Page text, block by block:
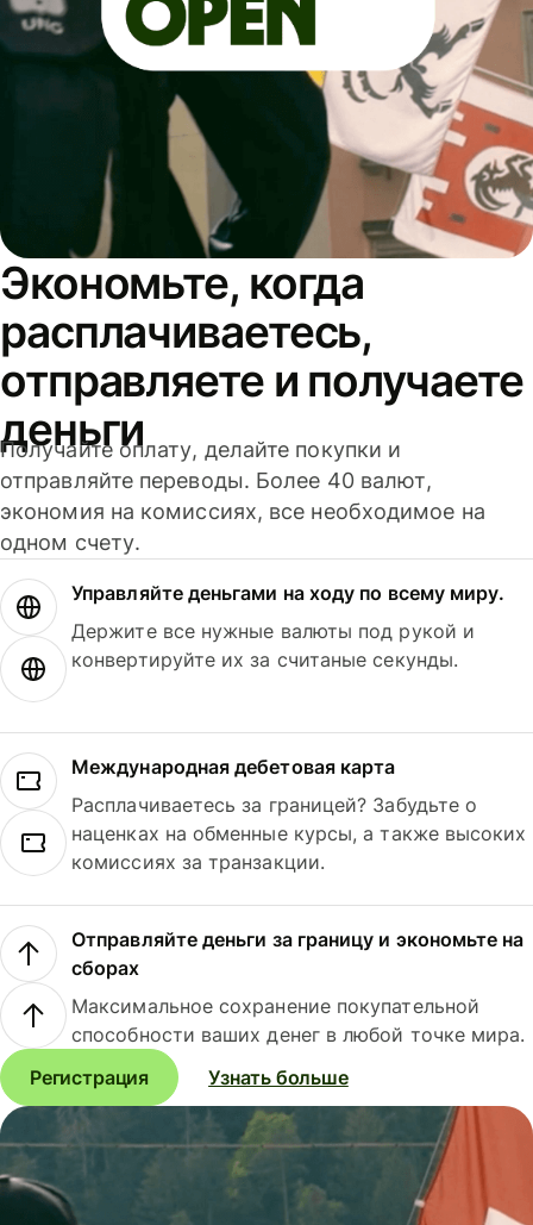
Экономьте, когда
расплачиваетесь,
отправляете и получаете
деньги
Получайте оплату, делайте покупки и
отправляйте переводы. Более 40 валют,
экономия на комиссиях, все необходимое на
одном счету.
Управляйте деньгами на ходу по всему миру.
Держите все нужные валюты под рукой и
конвертируйте их за считаные секунды.
Международная дебетовая карта
Расплачиваетесь за границей? Забудьте о
наценках на обменные курсы, а также высоких
комиссиях за транзакции.
Отправляйте деньги за границу и экономьте на
сборах
Максимальное сохранение покупательной
способности ваших денег в любой точке мира.
Регистрация
Узнать больше